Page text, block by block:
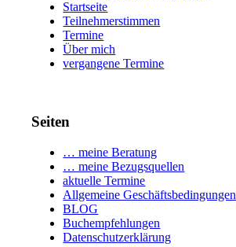
Startseite
Teilnehmerstimmen
Termine
Über mich
vergangene Termine
Seiten
… meine Beratung
… meine Bezugsquellen
aktuelle Termine
Allgemeine Geschäftsbedingungen
BLOG
Buchempfehlungen
Datenschutzerklärung